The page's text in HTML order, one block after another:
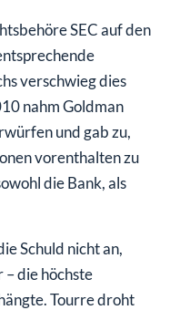
SEC auf den
verschwieg dies
nahm Goldman
und gab zu,
vorenthalten zu
die Bank, als
Schuld nicht an,
die höchste
Tourre droht